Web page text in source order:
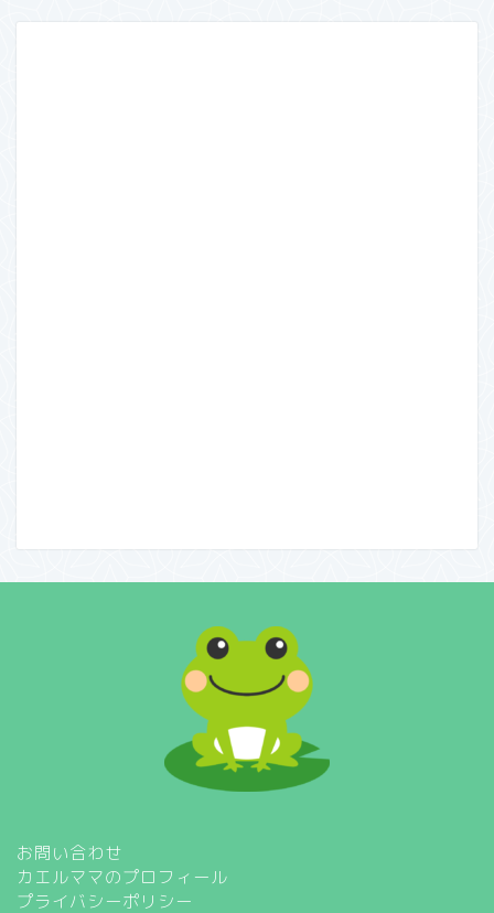
お問い合わせ
カエルママのプロフィール
プライバシーポリシー